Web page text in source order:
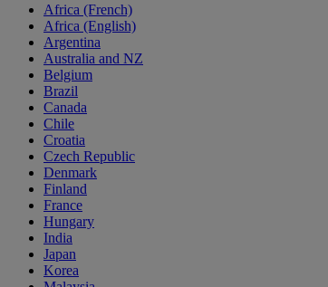
Africa (French)
Africa (English)
Argentina
Australia and NZ
Belgium
Brazil
Canada
Chile
Croatia
Czech Republic
Denmark
Finland
France
Hungary
India
Japan
Korea